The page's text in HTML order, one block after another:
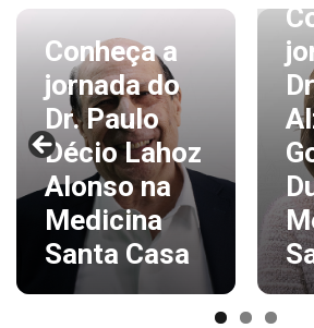
Conheça a
jornada do
Dr. Paulo
Décio Lahoz
Alonso na
Medicina
Santa Casa